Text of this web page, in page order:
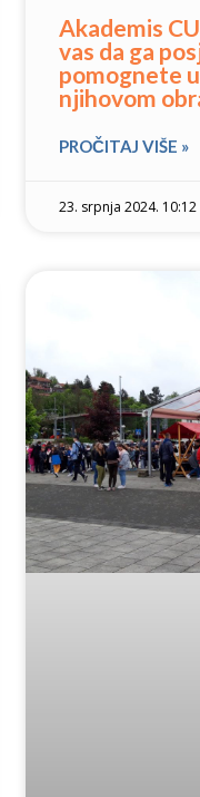
Akademis
vas da ga
pomognete
njihovom
PROČITAJ VIŠE »
23. srpnja 2024. 10:12